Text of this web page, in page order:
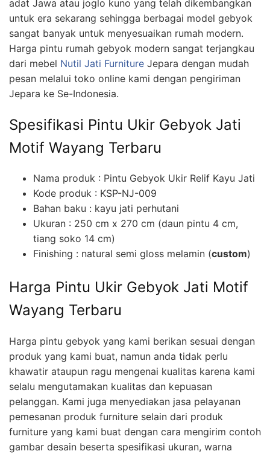
adat Jawa atau joglo kuno yang telah dikembangkan
untuk era sekarang sehingga berbagai model gebyok
sangat banyak untuk menyesuaikan rumah modern.
Harga pintu rumah gebyok modern sangat terjangkau
dari mebel Nutil Jati Furniture Jepara dengan mudah
pesan melalui toko online kami dengan pengiriman
Jepara ke Se-Indonesia.
Spesifikasi Pintu Ukir Gebyok Jati
Motif Wayang Terbaru
Nama produk : Pintu Gebyok Ukir Relif Kayu Jati
Kode produk : KSP-NJ-009
Bahan baku : kayu jati perhutani
Ukuran : 250 cm x 270 cm (daun pintu 4 cm,
tiang soko 14 cm)
Finishing : natural semi gloss melamin (custom)
Harga Pintu Ukir Gebyok Jati Motif
Wayang Terbaru
Harga pintu gebyok yang kami berikan sesuai dengan
produk yang kami buat, namun anda tidak perlu
khawatir ataupun ragu mengenai kualitas karena kami
selalu mengutamakan kualitas dan kepuasan
pelanggan. Kami juga menyediakan jasa pelayanan
pemesanan produk furniture selain dari produk
furniture yang kami buat dengan cara mengirim contoh
gambar desain beserta spesifikasi ukuran, warna